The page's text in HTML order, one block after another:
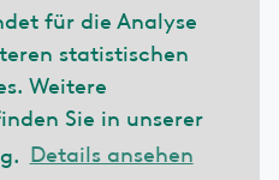
für die Analyse
statistischen
Weitere
Sie in unserer
Details ansehen